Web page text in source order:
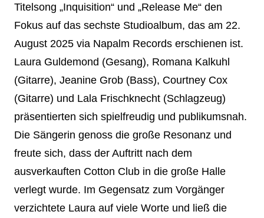
Titelsong „Inquisition“ und „Release Me“ den
Fokus auf das sechste Studioalbum, das am 22.
August 2025 via Napalm Records erschienen ist.
Laura Guldemond (Gesang), Romana Kalkuhl
(Gitarre), Jeanine Grob (Bass), Courtney Cox
(Gitarre) und Lala Frischknecht (Schlagzeug)
präsentierten sich spielfreudig und publikumsnah.
Die Sängerin genoss die große Resonanz und
freute sich, dass der Auftritt nach dem
ausverkauften Cotton Club in die große Halle
verlegt wurde. Im Gegensatz zum Vorgänger
verzichtete Laura auf viele Worte und ließ die